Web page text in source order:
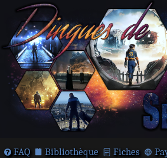
FAQ Bibliothèque Fiches